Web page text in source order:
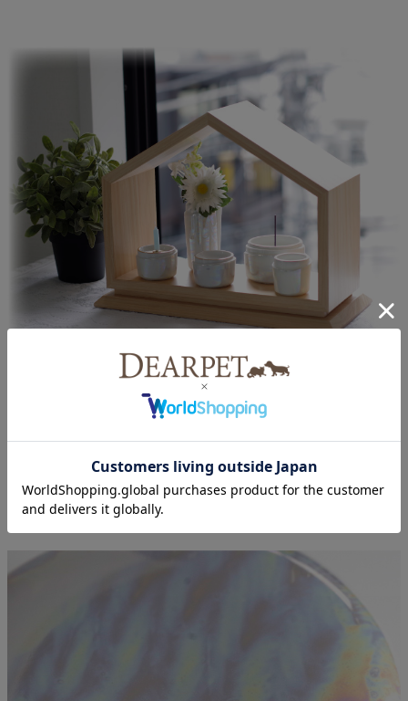
オーロラ調のペット仏具・骨壷
お品物はこちら ＞